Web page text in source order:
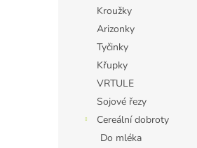
Kroužky
Arizonky
Tyčinky
Křupky
VRTULE
Sojové řezy
Cereální dobroty
Do mléka